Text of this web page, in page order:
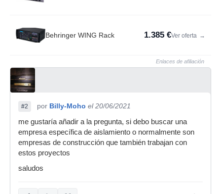
Behringer WING Rack 1.385 €Ver oferta →
Enlaces de afiliación
#2 por Billy-Moho el 20/06/2021
me gustaría añadir a la pregunta, si debo buscar una
empresa específica de aislamiento o normalmente son
empresas de construcción que también trabajan con
estos proyectos
saludos